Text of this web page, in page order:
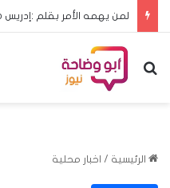
بحث عن
الرئيسية / اخبار محلية